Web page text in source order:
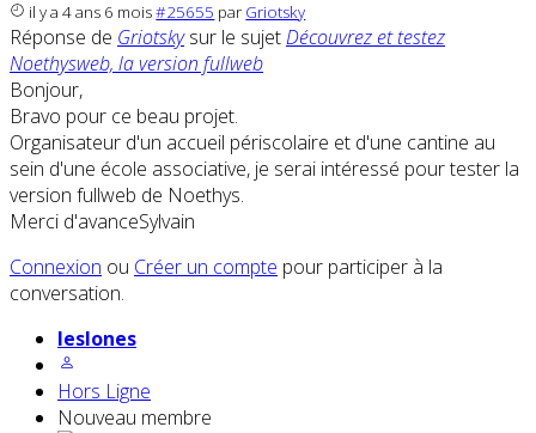
il y a 4 ans 6 mois#25655 par Griotsky
Réponse de Griotskysur le sujetDécouvrez et testez
Noethysweb, la version fullweb
Bonjour,
Bravo pour ce beau projet.
Organisateur d'un accueil périscolaire et d'une cantine au
sein d'une école associative, je serai intéressé pour tester la
version fullweb de Noethys.
Merci d'avanceSylvain
Connexion ou Créer un compte pour participer à la
conversation.
leslones
Hors Ligne
Nouveau membre